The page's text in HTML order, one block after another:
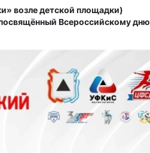
возле детской площадки)
Всероссийскому дню